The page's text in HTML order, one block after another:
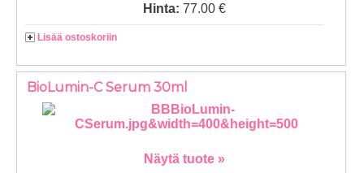
Hinta:77.00 €
Lisää ostoskoriin
BioLumin-C Serum 30ml
Näytä tuote »